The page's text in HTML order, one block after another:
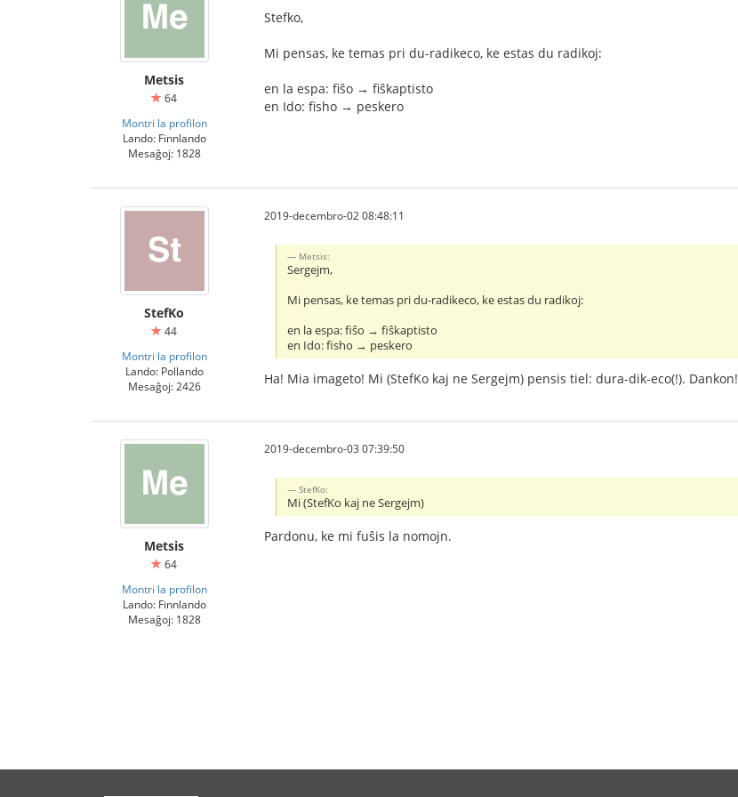
Metsis
64
Montri la profilon
Lando: Finnlando
Mesaĝoj: 1828
Stefko,
Mi pensas, ke temas pri du-radikeco, ke estas du radikoj:
en la espa: fiŝo → fiŝkaptisto
en Ido: fisho → peskero
StefKo
44
Montri la profilon
Lando: Pollando
Mesaĝoj: 2426
2019-decembro-02 08:48:11
Metsis:
Sergejm,
Mi pensas, ke temas pri du-radikeco, ke estas du radikoj:
en la espa: fiŝo → fiŝkaptisto
en Ido: fisho → peskero
Ha! Mia imageto! Mi (StefKo kaj ne Sergejm) pensis tiel: dura-dik-eco(!). Dankon!
Metsis
64
Montri la profilon
Lando: Finnlando
Mesaĝoj: 1828
2019-decembro-03 07:39:50
StefKo:
Mi (StefKo kaj ne Sergejm)
Pardonu, ke mi fuŝis la nomojn.